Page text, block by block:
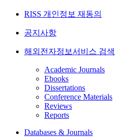
RISS 개인정보 재동의
공지사항
해외전자정보서비스 검색
Academic Journals
Ebooks
Dissertations
Conference Materials
Reviews
Reports
Databases & Journals